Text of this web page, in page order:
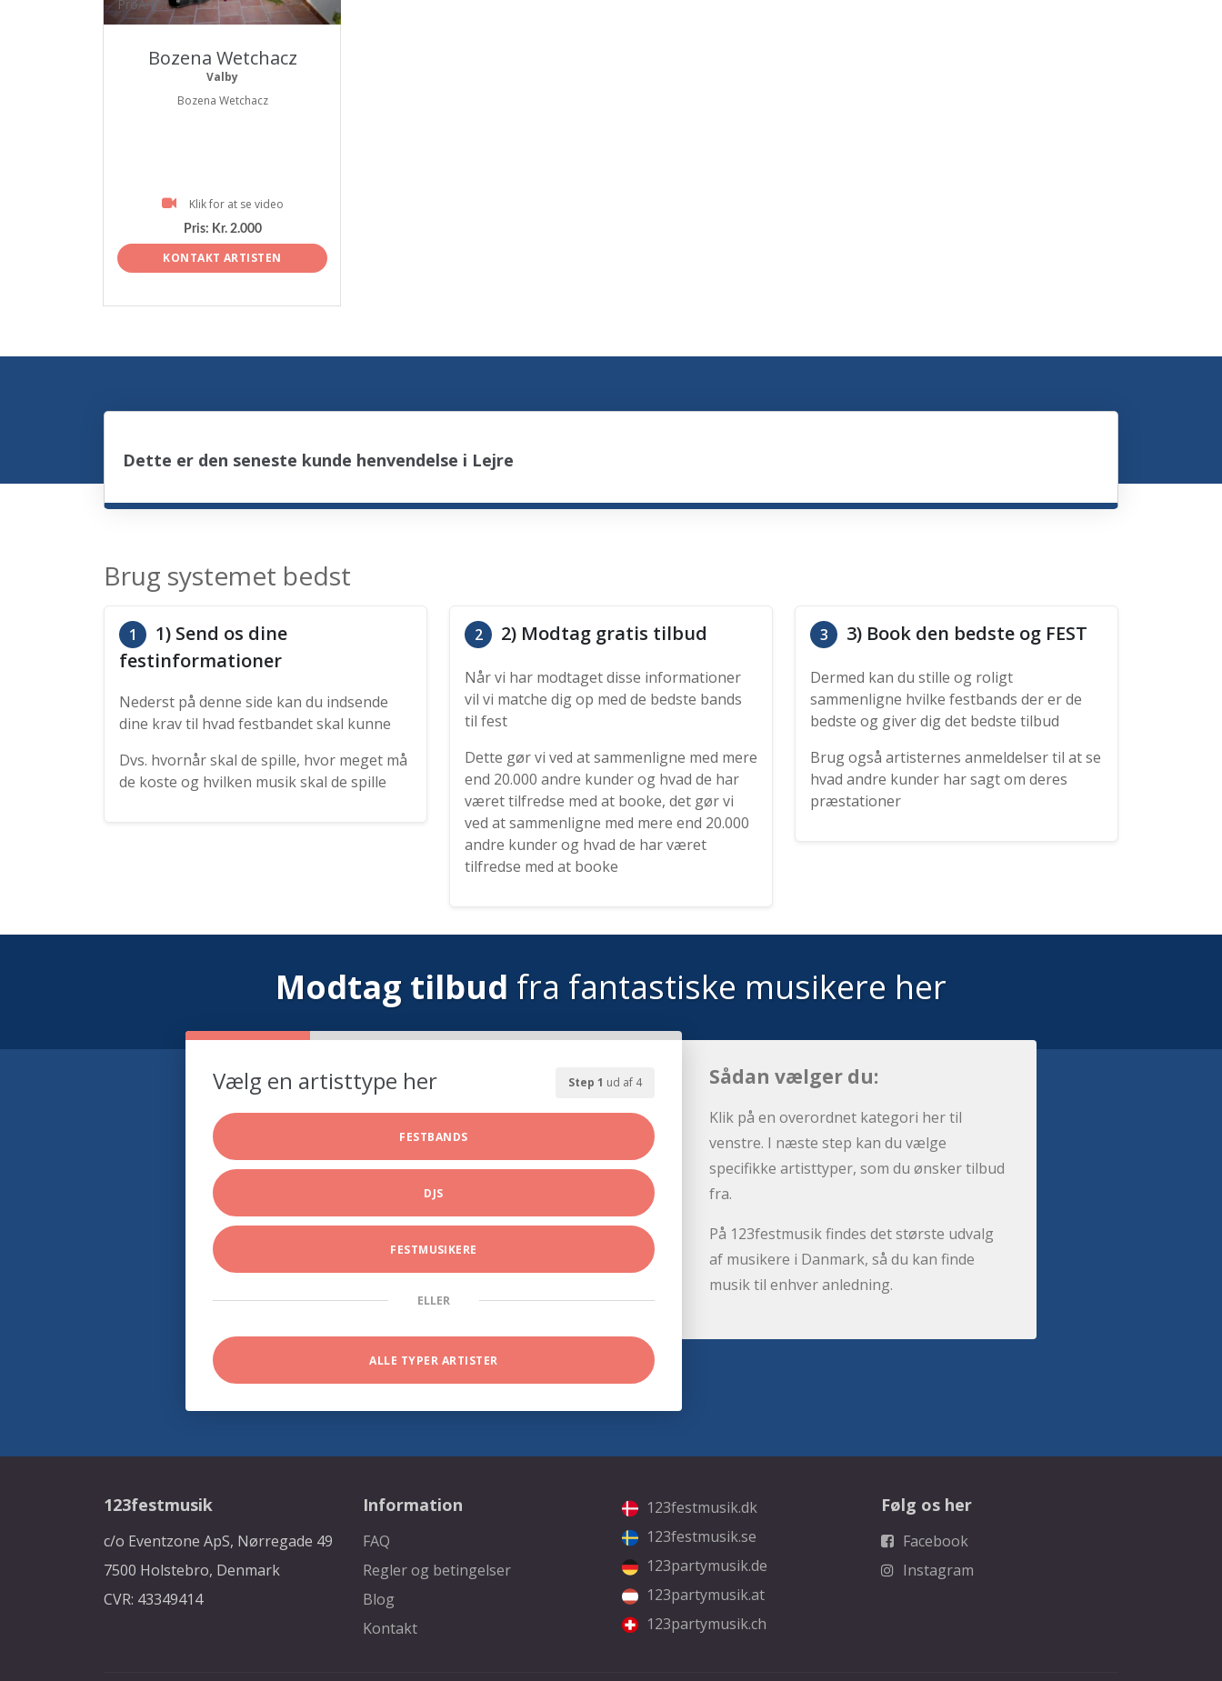
ProArtist
Bozena Wetchacz
Valby
Bozena Wetchacz
Klik for at se video
Pris: Kr. 2.000
KONTAKT ARTISTEN
Dette er den seneste kunde henvendelse i Lejre
Brug systemet bedst
1
1) Send os dine
festinformationer
Nederst på denne side kan du indsende
dine krav til hvad festbandet skal kunne
Dvs. hvornår skal de spille, hvor meget må
de koste og hvilken musik skal de spille
2 2) Modtag gratis tilbud
Når vi har modtaget disse informationer
vil vi matche dig op med de bedste bands
til fest
Dette gør vi ved at sammenligne med mere
end 20.000 andre kunder og hvad de har
været tilfredse med at booke, det gør vi
ved at sammenligne med mere end 20.000
andre kunder og hvad de har været
tilfredse med at booke
3 3) Book den bedste og FEST
Dermed kan du stille og roligt
sammenligne hvilke festbands der er de
bedste og giver dig det bedste tilbud
Brug også artisternes anmeldelser til at se
hvad andre kunder har sagt om deres
præstationer
Modtag tilbud fra fantastiske musikere her
Step 1 ud af 4
Vælg en artisttype her
FESTBANDS
DJS
FESTMUSIKERE
ELLER
ALLE TYPER ARTISTER
Sådan vælger du:
Klik på en overordnet kategori her til
venstre. I næste step kan du vælge
specifikke artisttyper, som du ønsker tilbud
fra.
På 123festmusik findes det største udvalg
af musikere i Danmark, så du kan finde
musik til enhver anledning.
123festmusik
c/o Eventzone ApS, Nørregade 49
7500 Holstebro, Denmark
CVR: 43349414
Information
FAQ
Regler og betingelser
Blog
Kontakt
123festmusik.dk
123festmusik.se
123partymusik.de
123partymusik.at
123partymusik.ch
Følg os her
Facebook
Instagram